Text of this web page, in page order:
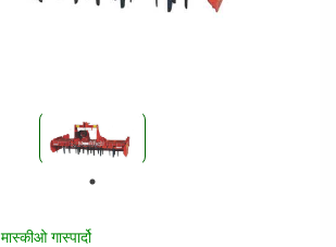
मास्कीओ गास्पार्दो